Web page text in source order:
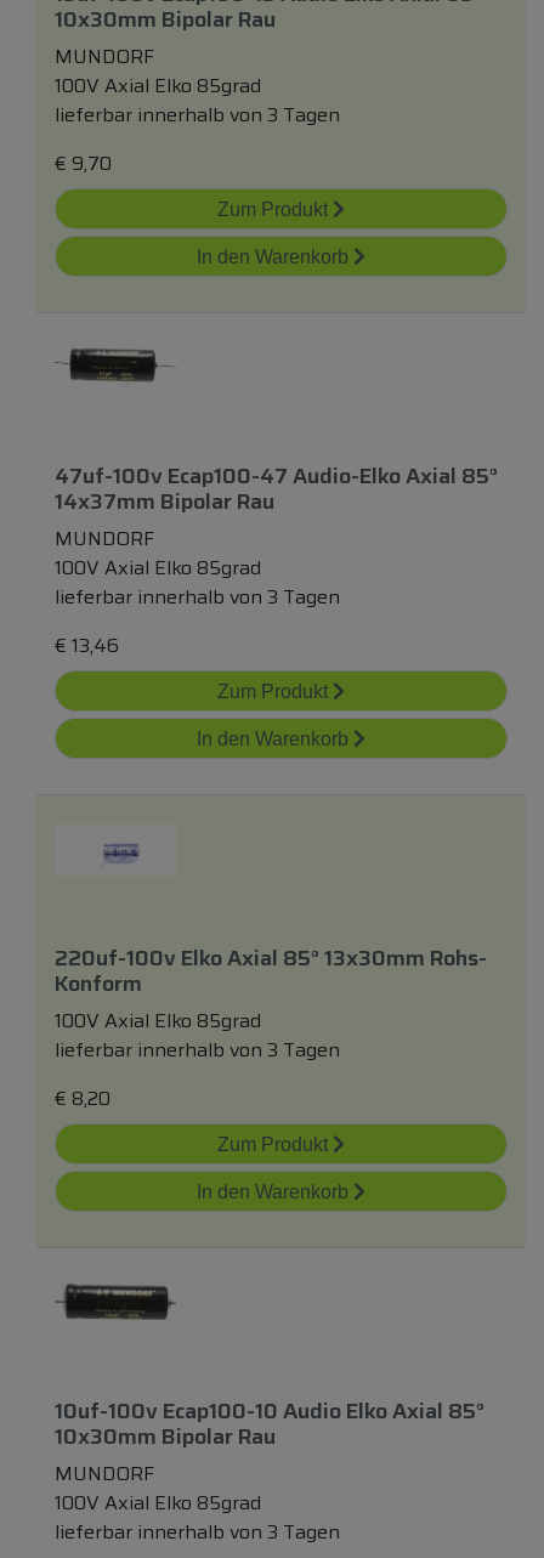
10x30mm Bipolar Rau
MUNDORF
100V Axial Elko 85grad
lieferbar innerhalb von 3 Tagen
€ 9,70
Zum Produkt
In den Warenkorb
47uf-100v Ecap100-47 Audio-Elko Axial 85°
14x37mm Bipolar Rau
MUNDORF
100V Axial Elko 85grad
lieferbar innerhalb von 3 Tagen
€ 13,46
Zum Produkt
In den Warenkorb
220uf-100v Elko Axial 85° 13x30mm Rohs-
Konform
100V Axial Elko 85grad
lieferbar innerhalb von 3 Tagen
€ 8,20
Zum Produkt
In den Warenkorb
10uf-100v Ecap100-10 Audio Elko Axial 85°
10x30mm Bipolar Rau
MUNDORF
100V Axial Elko 85grad
lieferbar innerhalb von 3 Tagen